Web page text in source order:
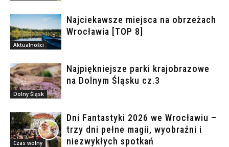
Aktualności
Najciekawsze miejsca na obrzeżach
Wrocławia [TOP 8]
Dolny Śląsk
Najpiękniejsze parki krajobrazowe
na Dolnym Śląsku cz.3
Czas wolny
Dni Fantastyki 2026 we Wrocławiu –
trzy dni pełne magii, wyobraźni i
niezwykłych spotkań